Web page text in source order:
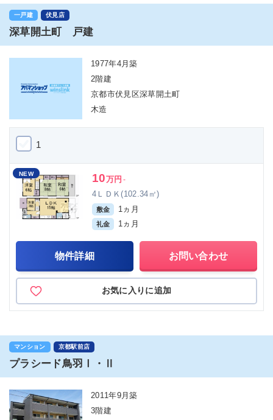
一戸建 伏見店
深草開土町 戸建
1977年4月築
2階建
京都市伏見区深草開土町
木造
1
NEW 10万円 -
4ＬＤＫ(102.34㎡)
敷金 1ヵ月
礼金 1ヵ月
物件詳細 お問い合わせ
お気に入りに追加
マンション 京都駅前店
プラシード鳥羽Ⅰ・Ⅱ
2011年9月築
3階建